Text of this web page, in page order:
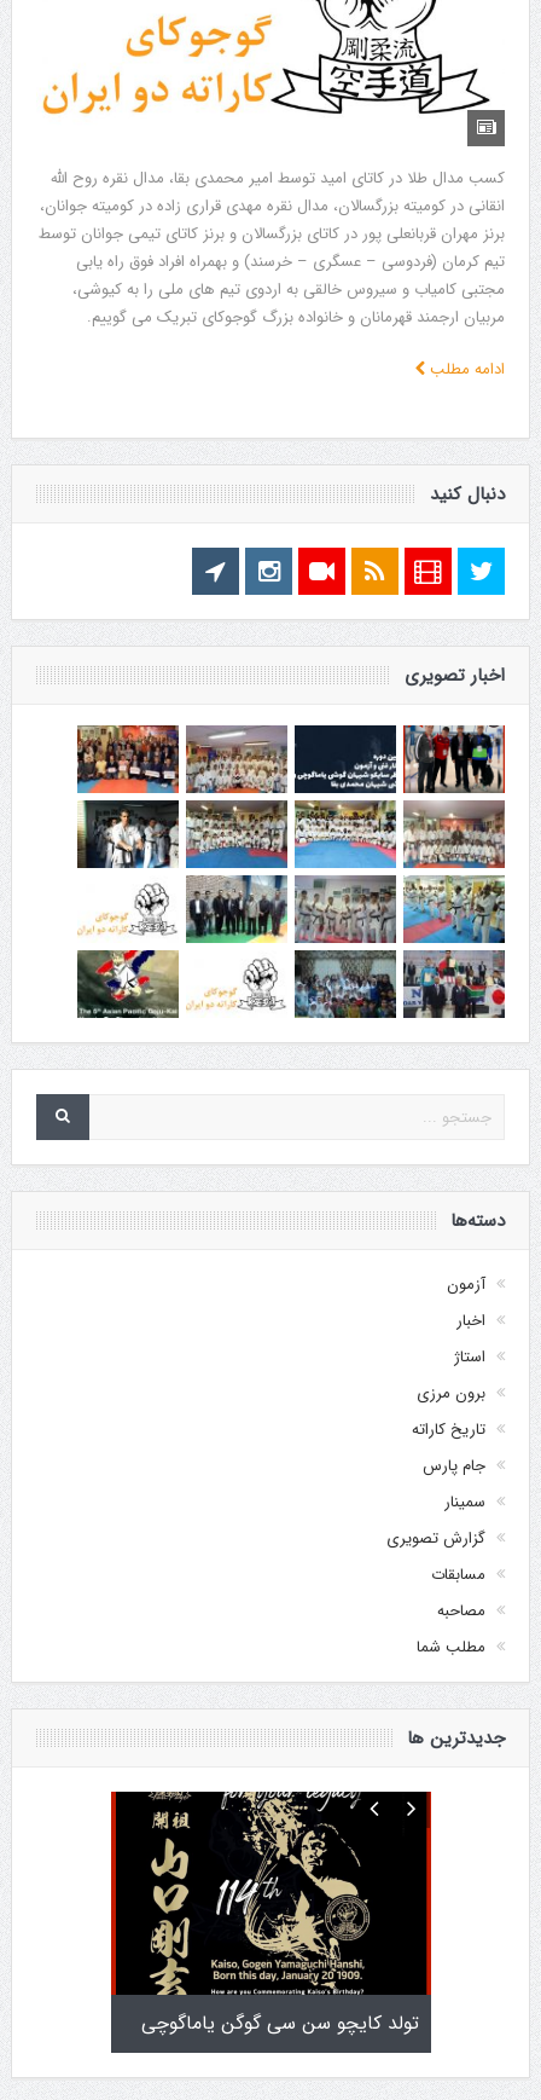
کسب مدال طلا در کاتای امید توسط امیر محمدی بقا، مدال نقره روح الله
انقانی در کومیته بزرگسالان، مدال نقره مهدی قراری زاده در کومیته جوانان،
برنز مهران قربانعلی پور در کاتای بزرگسالان و برنز کاتای تیمی جوانان توسط
تیم کرمان (فردوسی – عسگری – خرسند) و بهمراه افراد فوق راه یابی
مجتبی کامیاب و سیروس خالقی به اردوی تیم های ملی را به کیوشی،
مربیان ارجمند قهرمانان و خانواده بزرگ گوجوکای تبریک می گوییم.
ادامه مطلب
دنبال کنید
اخبار تصویری
دسته‌ها
آزمون
اخبار
استاژ
برون مرزی
تاریخ کاراته
جام پارس
سمینار
گزارش تصویری
مسابقات
مصاحبه
مطلب شما
جدیدترین ها
اطلاعیه آزمون تولد کایچو سن سی گوگن یاماگوچی